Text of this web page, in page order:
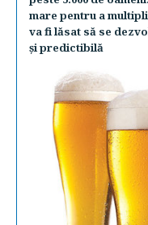
mare pentru a
va fi lăsat să se
şi predictibilă